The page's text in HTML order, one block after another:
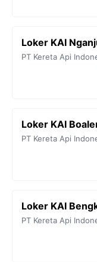
Loker KAI
PT Kereta Api
Loker KAI
PT Kereta Api
Loker KAI
PT Kereta Api